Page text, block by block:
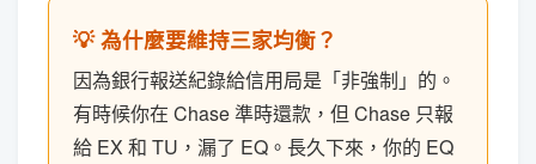
💡 為什麼要維持三家均衡？
因為銀行報送紀錄給信用局是「非強制」的。
有時候你在 Chase 準時還款，但 Chase 只報
給 EX 和 TU，漏了 EQ。長久下來，你的 EQ